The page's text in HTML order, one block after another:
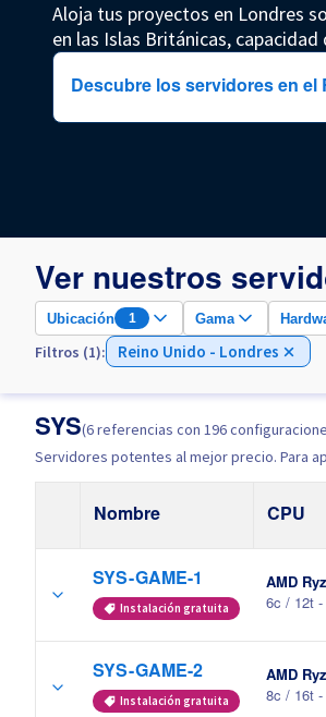
Aloja tus proyectos en Londres
en las Islas Británicas,
Descubre los servidores en el
Ver nuestros
Ubicación 1 Gama
Filtros (1): Reino Unido - Londres
SYS(6 referencias con 196
Servidores potentes al mejor precio. Para
Nombre CPU
SYS-GAME-1
Instalación gratuita
AMD
6c / 12t -
SYS-GAME-2
Instalación gratuita
AMD
8c / 16t -